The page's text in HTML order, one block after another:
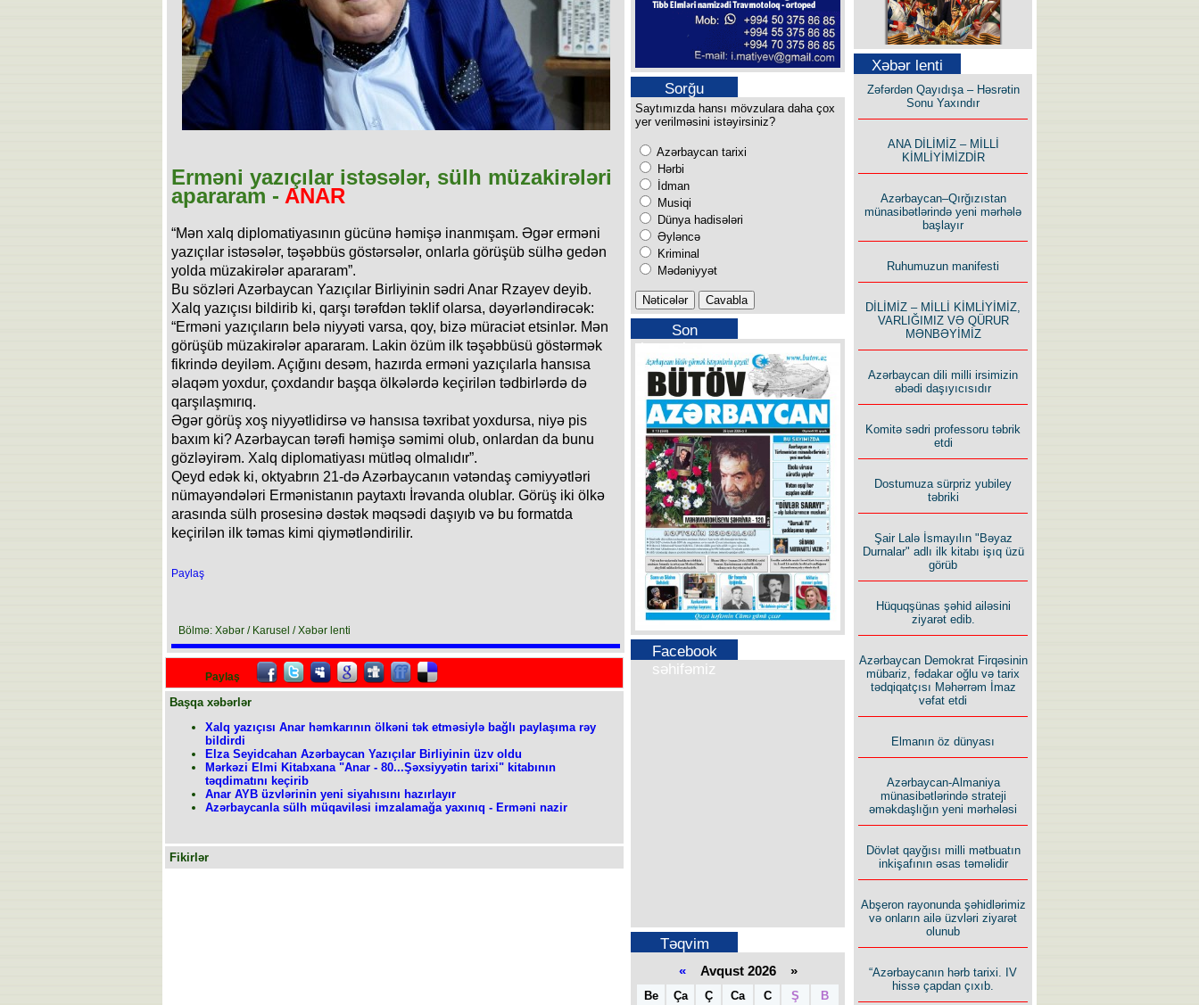
Erməni yazıçılar istəsələr, sülh müzakirələri
apararam - ANAR
“Mən xalq diplomatiyasının gücünə həmişə inanmışam. Əgər erməni
yazıçılar istəsələr, təşəbbüs göstərsələr, onlarla görüşüb sülhə gedən
yolda müzakirələr apararam”.
Bu sözləri Azərbaycan Yazıçılar Birliyinin sədri Anar Rzayev deyib.
Xalq yazıçısı bildirib ki, qarşı tərəfdən təklif olarsa, dəyərləndirəcək:
“Erməni yazıçıların belə niyyəti varsa, qoy, bizə müraciət etsinlər. Mən
görüşüb müzakirələr apararam. Lakin özüm ilk təşəbbüsü göstərmək
fikrində deyiləm. Açığını desəm, hazırda erməni yazıçılarla hansısa
əlaqəm yoxdur, çoxdandır başqa ölkələrdə keçirilən tədbirlərdə də
qarşılaşmırıq.
Əgər görüş xoş niyyətlidirsə və hansısa təxribat yoxdursa, niyə pis
baxım ki? Azərbaycan tərəfi həmişə səmimi olub, onlardan da bunu
gözləyirəm. Xalq diplomatiyası mütləq olmalıdır”.
Qeyd edək ki, oktyabrın 21-də Azərbaycanın vətəndaş cəmiyyətləri
nümayəndələri Ermənistanın paytaxtı İrəvanda olublar. Görüş iki ölkə
arasında sülh prosesinə dəstək məqsədi daşıyıb və bu formatda
keçirilən ilk təmas kimi qiymətləndirilir.
Paylaş
Bölmə: Xəbər / Karusel / Xəbər lenti
Paylaş
Başqa xəbərlər
Xalq yazıçısı Anar həmkarının ölkəni tək etməsiylə bağlı paylaşıma rəy
bildirdi
Elza Seyidcahan Azərbaycan Yazıçılar Birliyinin üzv oldu
Mərkəzi Elmi Kitabxana "Anar - 80...Şəxsiyyətin tarixi" kitabının
təqdimatını keçirib
Anar AYB üzvlərinin yeni siyahısını hazırlayır
Azərbaycanla sülh müqaviləsi imzalamağa yaxınıq - Erməni nazir
Fikirlər
Sorğu
Saytımızda hansı mövzulara daha çox
yer verilməsini istəyirsiniz?
Azərbaycan tarixi
Hərbi
İdman
Musiqi
Dünya hadisələri
Əyləncə
Kriminal
Mədəniyyət
Son
buraxılışımız
Facebook
səhifəmiz
Təqvim
«Avqust 2026 »
Be Ça Ç Ca C Ş
B
Səfər Alışarlı yazır
Uzun yolun Yolçusu
Rusiyanın süqutunu qaçılmaz
edən beş şərt
Xəbər lenti
Zəfərdən Qayıdışa – Həsrətin
Sonu Yaxındır
ANA DİLİMİZ – MİLLİ
KİMLİYİMİZDİR
Azərbaycan–Qırğızıstan
münasibətlərində yeni mərhələ
başlayır
Ruhumuzun manifesti
DİLİMİZ – MİLLİ KİMLİYİMİZ,
VARLIĞIMIZ VƏ QÜRUR
MƏNBƏYİMİZ
Azərbaycan dili milli irsimizin
əbədi daşıyıcısıdır
Komitə sədri professoru təbrik
etdi
Dostumuza sürpriz yubiley
təbriki
Şair Lalə İsmayılın "Bəyaz
Durnalar" adlı ilk kitabı işıq üzü
görüb
Hüquqşünas şəhid ailəsini
ziyarət edib.
Azərbaycan Demokrat Firqəsinin
mübariz, fədakar oğlu və tarix
tədqiqatçısı Məhərrəm İmaz
vəfat etdi
Elmanın öz dünyası
Azərbaycan-Almaniya
münasibətlərində strateji
əməkdaşlığın yeni mərhələsi
Dövlət qayğısı milli mətbuatın
inkişafının əsas təməlidir
Abşeron rayonunda şəhidlərimiz
və onların ailə üzvləri ziyarət
olunub
“Azərbaycanın hərb tarixi. IV
hissə çapdan çıxıb.